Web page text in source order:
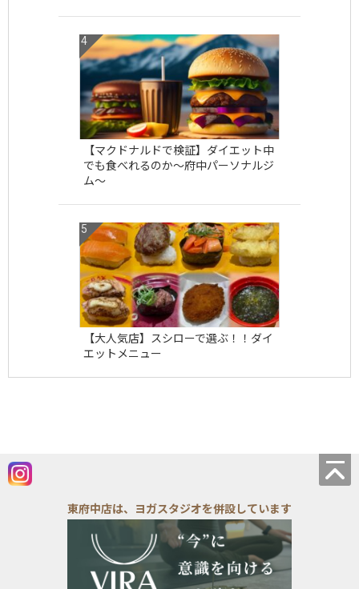
【マクドナルドで検証】ダイエット中
でも食べれるのか〜府中パーソナルジ
ム〜
【大人気店】スシローで選ぶ！！ダイ
エットメニュー
東府中店は、ヨガスタジオを併設しています